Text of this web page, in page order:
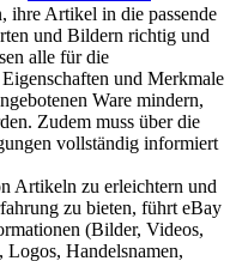
ihre Artikel in die passende
und Bildern richtig und
alle für die
und Merkmale
Ware mindern,
Zudem muss über die
vollständig informiert
Artikeln zu erleichtern und
zu bieten, führt eBay
(Bilder, Videos,
Handelsnamen,